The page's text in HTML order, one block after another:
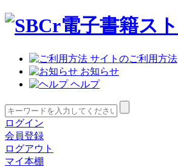
サイトのご利用方法
お知らせ
ヘルプ
ログイン
会員登録
ログアウト
マイ本棚